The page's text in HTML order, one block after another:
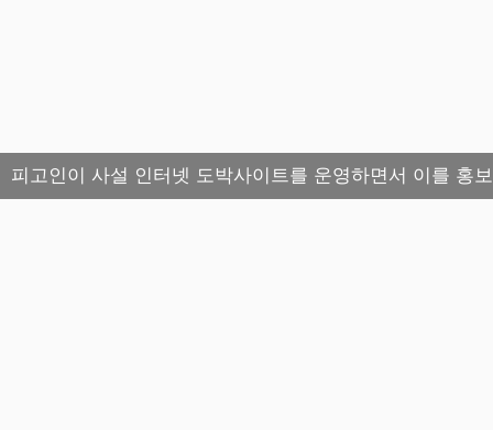
피고인이 사설 인터넷 도박사이트를 운영하면서 이를 홍